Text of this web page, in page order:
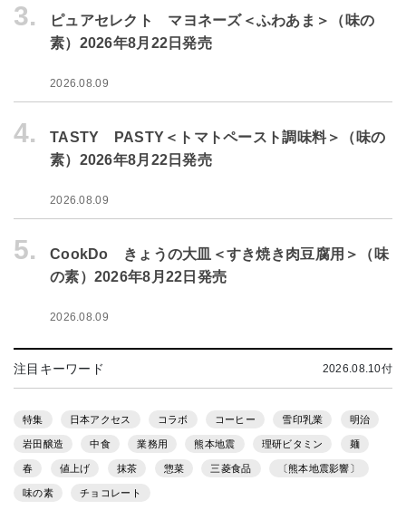
3.
ピュアセレクト マヨネーズ＜ふわあま＞（味の
素）2026年8月22日発売
2026.08.09
4.
TASTY PASTY＜トマトペースト調味料＞（味の
素）2026年8月22日発売
2026.08.09
5.
CookDo きょうの大皿＜すき焼き肉豆腐用＞（味
の素）2026年8月22日発売
2026.08.09
注目キーワード 2026.08.10付
特集 日本アクセス コラボ コーヒー 雪印乳業 明治
岩田醸造 中食 業務用 熊本地震 理研ビタミン 麺
春 値上げ 抹茶 惣菜 三菱食品 〔熊本地震影響〕
味の素 チョコレート